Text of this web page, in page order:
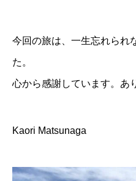
今回の旅は、一生忘れられ
た。
心から感謝しています。あ
Kaori Matsunaga